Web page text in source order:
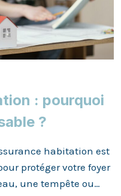
: pourquoi
?
habitation est
protéger votre foyer
une tempête ou…